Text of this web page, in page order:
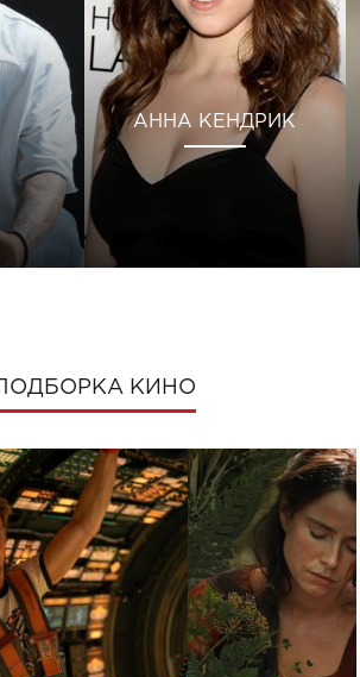
АННА КЕНДРИК
ПОДБОРКА КИНО